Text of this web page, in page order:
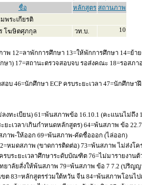
ชื่อ หลักสูตร สถานภาพ
พระเกียรติ
โฆษิตศุภกุล วท.บ.
10
าพ 12=ลาพักการศึกษา 13=ให้พักการศึกษา 14=ย้
า) 17=สถานะตรวจสอบจบ รอส่งคณะ 18=รอสภา
อบ 46=นักศึกษา ECP ครบระยะเวลา 47=นักศึกษ
งทะเบียน) 61=พ้นสภาพข้อ 16.10.1 (คะแนนไม่ถึง
ยะเวลา/เกินกำหนดหลักสูตร) 64=พ้นสภาพ ข้อ
ภาพ-ให้ออก 69=พ้นสภาพ-คัดชื่อออก (ไล่ออก)
หมดสภาพ (ขาดการติดต่อ) 73=พ้นสภาพ ไม่ส่งโ
รบระยะเวลาศึกษาระดับบัณฑิต 76=ไม่มารายงา
ยาลัยสั่งให้พ้นสภาพ 79=พ้นสภาพ ข้อ 7 7.2 (ปริญ
ขต 83=หลักสูตรร่วมใต้หวัน จีน 84=พ้นสภาพโอน